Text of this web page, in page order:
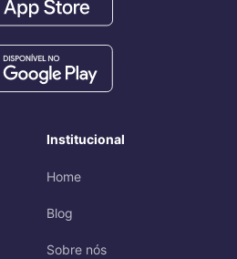
Institucional
Home
Blog
Sobre nós